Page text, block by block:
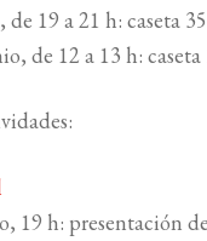
de 19 a 21 h: caseta
de 12 a 13 h:
19 h: presentación de